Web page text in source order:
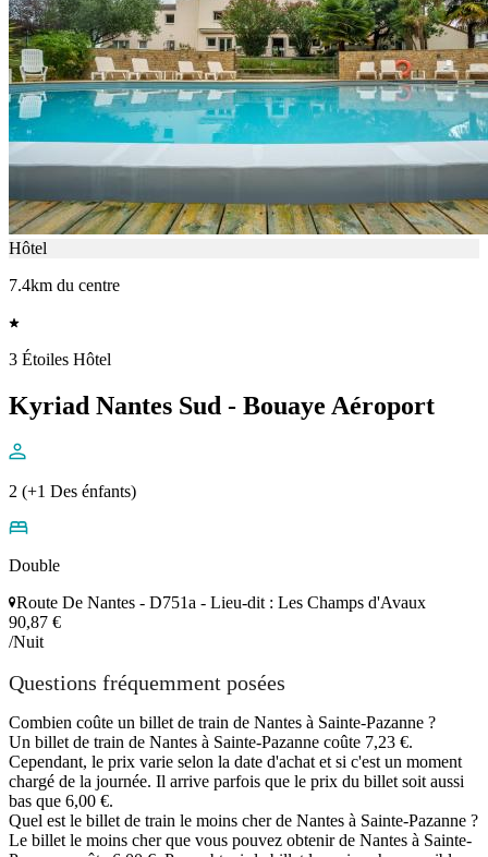
Hôtel
7.4km du centre
3 Étoiles Hôtel
Kyriad Nantes Sud - Bouaye Aéroport
2 (+1 Des énfants)
Double
Route De Nantes - D751a - Lieu-dit : Les Champs d'Avaux
90,87 €
/Nuit
Questions fréquemment posées
Combien coûte un billet de train de Nantes à Sainte-Pazanne ?
Un billet de train de Nantes à Sainte-Pazanne coûte 7,23 €.
Cependant, le prix varie selon la date d'achat et si c'est un moment
chargé de la journée. Il arrive parfois que le prix du billet soit aussi
bas que 6,00 €.
Quel est le billet de train le moins cher de Nantes à Sainte-Pazanne ?
Le billet le moins cher que vous pouvez obtenir de Nantes à Sainte-